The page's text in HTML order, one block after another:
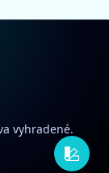
vyhradené.